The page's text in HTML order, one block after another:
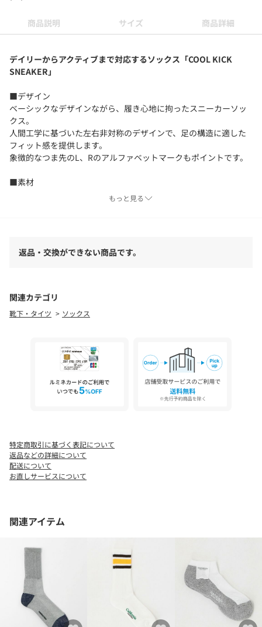
商品説明 サイズ 商品詳細
デイリーからアクティブまで対応するソックス「COOL KICK
SNEAKER」
■デザイン
ベーシックなデザインながら、履き心地に拘ったスニーカーソッ
クス。
人間工学に基づいた左右非対称のデザインで、足の構造に適した
フィット感を提供します。
象徴的なつま先のL、Rのアルファベットマークもポイントです。
■素材
軽やかな風合いのコットンブレンド素材を使用。
シーズン問わずお使いいただける、ギフトにもぴったりのアイテ
■メーカー品番：16677
・メーカーサイズ（42-43）：26-27.5cm相当
て地位を確立しているソックスメーカー＜FALKE＞。
人間工学に基づいて開発しており、履き心地はもちろん、優しい
素材が使われています。
※商品画像は、光の当たり具合やパソコンなどの閲覧環境によ
り、実際の色味と異なって見える場合がございます。あらかじめ
ご了承ください。
※商品の色味の目安は、商品単体の画像をご参照ください。
品名：FALKE COOL KICK SNEAKER 品番：14354991970
もっと見る
返品・交換ができない商品です。
関連カテゴリ
靴下・タイツ ソックス
特定商取引に基づく表記について
返品などの詳細について
配送について
お直しサービスについて
関連アイテム